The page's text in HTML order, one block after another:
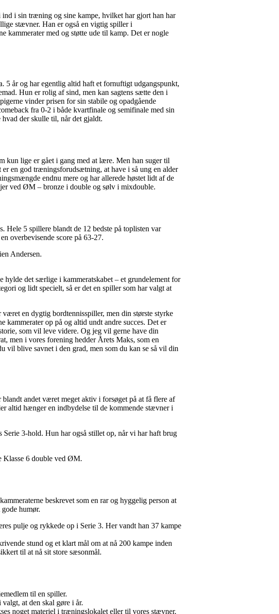
i sin træning og sine kampe, hvilket har gjort han har
stævner. Han er også en vigtig spiller i
kammerater med og støtte ude til kamp. Det er nogle
år og har egentlig altid haft et fornuftigt udgangspunkt,
Hun er rolig af sind, men kan sagtens sætte den i
vinder prisen for sin stabile og opadgående
fra 0-2 i både kvartfinale og semifinale med sin
der skulle til, når det gjaldt.
kun lige er gået i gang med at lære. Men han suger til
en god træningsforudsætning, at have i så ung en alder
endnu mere og har allerede høstet lidt af de
ved ØM – bronze i double og sølv i mixdouble.
Hele 5 spillere blandt de 12 bedste på toplisten var
overbevisende score på 63-27.
Andersen.
det særlige i kammeratskabet – et grundelement for
og lidt specielt, så er det en spiller som har valgt at
en dygtig bordtennisspiller, men din største styrke
op på og altid undt andre succes. Det er
som vil leve videre. Og jeg vil gerne have din
men i vores forening hedder Årets Maks, som en
blive savnet i den grad, men som du kan se så vil din
blandt andet været meget aktiv i forsøget på at få flere af
altid hænger en indbydelse til de kommende stævner i
Serie 3-hold. Hun har også stillet op, når vi har haft brug
Klasse 6 double ved ØM.
beskrevet som en rar og hyggelig person at
humør.
pulje og rykkede op i Serie 3. Her vandt han 37 kampe
stund og et klart mål om at nå 200 kampe inden
til at nå sit store sæsonmål.
til en spiller.
at den skal gøre i år.
noget materiel i træningslokalet eller til vores stævner.